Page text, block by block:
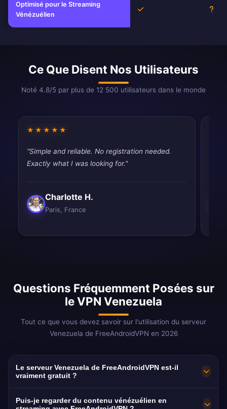
Optimisé pour le Streaming
Vénézuélien
Oui
Ce Que Disent Nos Utilisateurs
Noté 4.8/5 par plus de 12 500 utilisateurs dans le monde
★★★★★
"Simple and reliable. No registration needed.
Exactly what I was looking for."
Charlotte H.
Paris, France
Questions Fréquemment Posées sur
le VPN Venezuela
Tout ce que vous devez savoir sur l'utilisation du serveur
Venezuela de FreeAndroidVPN en 2026
Le serveur Venezuela de FreeAndroidVPN est-il
vraiment gratuit ?
Oui ! Le serveur Venezuela de FreeAndroidVPN
Puis-je regarder du contenu vénézuélien en